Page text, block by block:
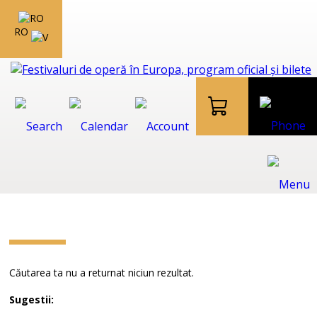
RO
Căutarea ta nu a returnat niciun rezultat.
Sugestii: